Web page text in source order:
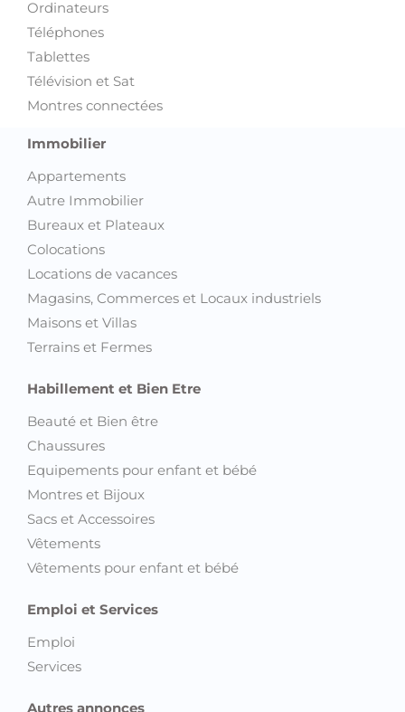
Ordinateurs
Téléphones
Tablettes
Télévision et Sat
Montres connectées
Immobilier
Appartements
Autre Immobilier
Bureaux et Plateaux
Colocations
Locations de vacances
Magasins, Commerces et Locaux industriels
Maisons et Villas
Terrains et Fermes
Habillement et Bien Etre
Beauté et Bien être
Chaussures
Equipements pour enfant et bébé
Montres et Bijoux
Sacs et Accessoires
Vêtements
Vêtements pour enfant et bébé
Emploi et Services
Emploi
Services
Autres annonces